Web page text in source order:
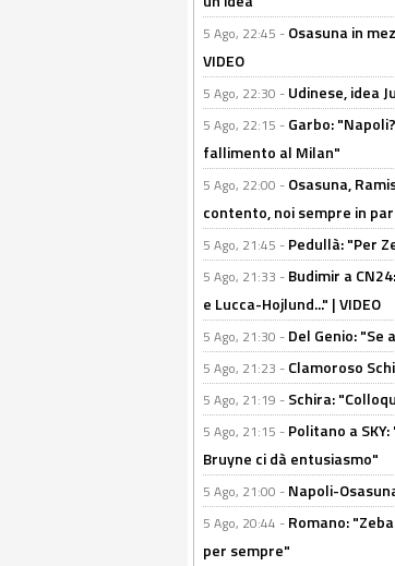
5 Ago, 22:45 - Osasuna in
VIDEO
5 Ago, 22:30 - Udinese, idea
5 Ago, 22:15 - Garbo:
fallimento al Milan"
5 Ago, 22:00 - Osasuna,
contento, noi sempre in
5 Ago, 21:45 - Pedullà: "Per
5 Ago, 21:33 - Budimir a
e Lucca-Hojlund..." | VIDEO
5 Ago, 21:30 - Del Genio:
5 Ago, 21:23 - Clamoroso
5 Ago, 21:19 - Schira:
5 Ago, 21:15 - Politano a
Bruyne ci dà entusiasmo"
5 Ago, 21:00 - Napoli-
5 Ago, 20:44 - Romano:
per sempre"